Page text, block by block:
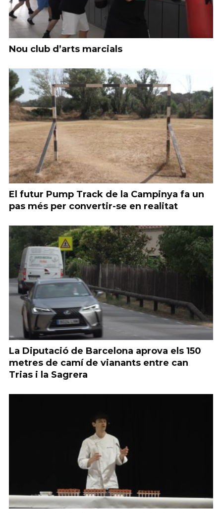
Nou club d’arts marcials
El futur Pump Track de la Campinya fa un
pas més per convertir-se en realitat
La Diputació de Barcelona aprova els 150
metres de camí de vianants entre can
Trias i la Sagrera